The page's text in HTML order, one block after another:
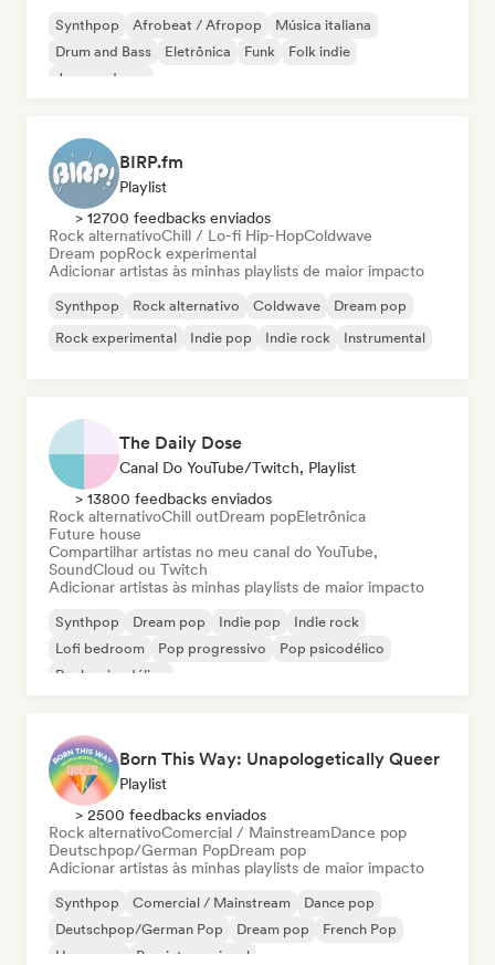
Synthpop Afrobeat / Afropop
Música italiana
Drum and Bass
Eletrônica Funk
Folk indie
Jazz moderno
BIRP.fm
Playlist
> 12700 feedbacks enviados
Rock alternativoChill / Lo-fi Hip-HopColdwave
Dream popRock experimental
Adicionar artistas às minhas playlists de maior impacto
Synthpop Rock alternativo Coldwave
Dream pop
Rock experimental
Indie pop Indie rock Instrumental
The Daily Dose
Canal Do YouTube/Twitch, Playlist
> 13800 feedbacks enviados
Rock alternativoChill outDream popEletrônica
Future house
Compartilhar artistas no meu canal do YouTube,
SoundCloud ou Twitch
Adicionar artistas às minhas playlists de maior impacto
Synthpop Dream pop Indie pop
Indie rock
Lofi bedroom
Pop progressivo
Pop psicodélico
Rock psicodélico
Born This Way: Unapologetically Queer
Playlist
> 2500 feedbacks enviados
Rock alternativoComercial / MainstreamDance pop
Deutschpop/German PopDream pop
Adicionar artistas às minhas playlists de maior impacto
Synthpop Comercial / Mainstream
Dance pop
Deutschpop/German Pop
Dream pop
French Pop
Hyperpop
Pop internacional